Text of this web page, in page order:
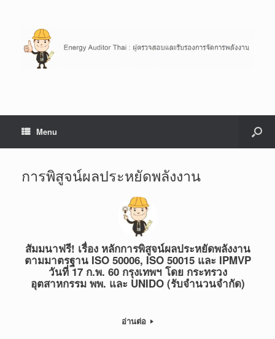
Menu
การพิสูจน์ผลประหยัดพลังงาน
สัมมนาฟรี! เรื่อง หลักการพิสูจน์ผลประหยัดพลังงาน
ตามมาตรฐาน ISO 50006, ISO 50015 และ IPMVP
วันที่ 17 ก.พ. 60 กรุงเทพฯ โดย กระทรวง
อุตสาหกรรม พพ. และ UNIDO (รับจำนวนจำกัด)
อ่านต่อ